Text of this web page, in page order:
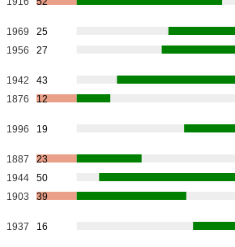
1969
25
1956 27
1942
43
1876 12
1996 19
1887
23
1944
50
1903 39
1937 16